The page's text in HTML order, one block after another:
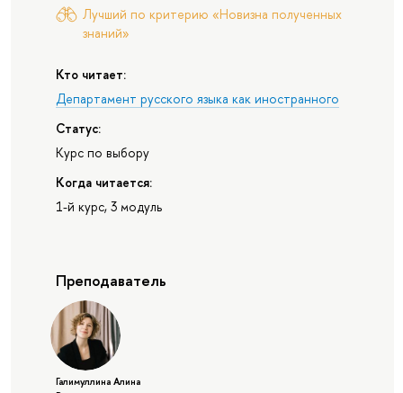
Лучший по критерию «Новизна полученных
знаний»
Кто читает:
Департамент русского языка как иностранного
Статус:
Курс по выбору
Когда читается:
1-й курс, 3 модуль
Преподаватель
Галимуллина Алина